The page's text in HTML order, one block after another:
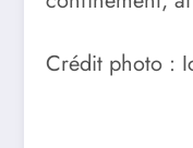
Crédit photo :